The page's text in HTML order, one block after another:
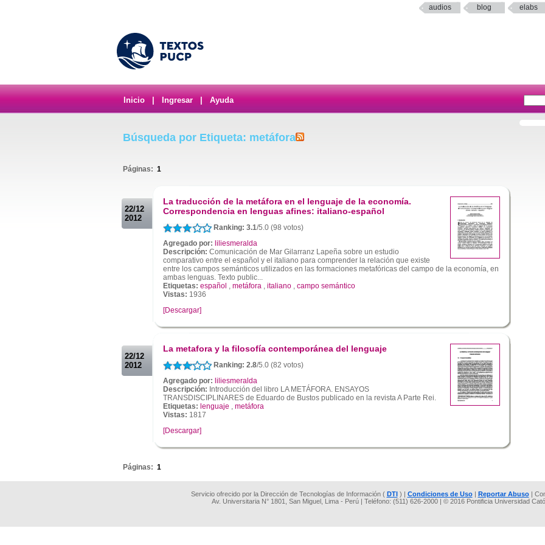
audios blog elabs
Inicio Ingresar Ayuda
Búsqueda por Etiqueta: metáfora
Páginas: 1
22/12
2012
La traducción de la metáfora en el lenguaje de la economía.
Correspondencia en lenguas afines: italiano-español
Ranking: 3.1/5.0 (98 votos)
Agregado por: liliesmeralda
Descripción: Comunicación de Mar Gilarranz Lapeña sobre un estudio
comparativo entre el español y el italiano para comprender la relación que existe
entre los campos semánticos utilizados en las formaciones metafóricas del campo de la economía, en
ambas lenguas. Texto public...
Etiquetas: español , metáfora , italiano , campo semántico
Vistas: 1936
[Descargar]
22/12
2012
La metafora y la filosofía contemporánea del lenguaje
Ranking: 2.8/5.0 (82 votos)
Agregado por: liliesmeralda
Descripción: Introducción del libro LA METÁFORA. ENSAYOS
TRANSDISCIPLINARES de Eduardo de Bustos publicado en la revista A Parte Rei.
Etiquetas: lenguaje , metáfora
Vistas: 1817
[Descargar]
Páginas: 1
Servicio ofrecido por la Dirección de Tecnologías de Información ( DTI) | Condiciones de Uso| Reportar Abuso|
Av. Universitaria N° 1801, San Miguel, Lima - Perú | Teléfono: (511) 626-2000 | © 2016 Pontificia Universidad